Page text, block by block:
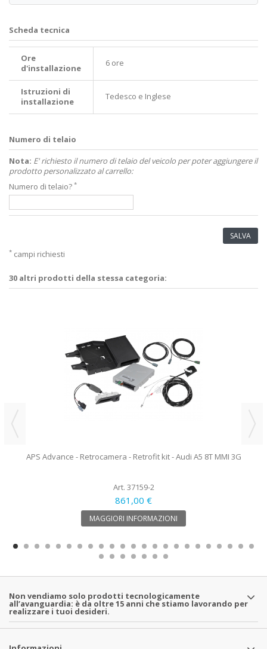
Scheda tecnica
Ore
d'installazione
6 ore
Istruzioni di
installazione
Tedesco e Inglese
Numero di telaio
Nota: E' richiesto il numero di telaio del veicolo per poter aggiungere il
prodotto personalizzato al carrello:
Numero di telaio? *
SALVA
* campi richiesti
30 altri prodotti della stessa categoria:
APS Advance - Retrocamera - Retrofit kit - Audi A5 8T MMI 3G
Art. 37159-2
861,00 €
MAGGIORI INFORMAZIONI
Non vendiamo solo prodotti tecnologicamente
all’avanguardia: è da oltre 15 anni che stiamo lavorando per
realizzare i tuoi desideri.